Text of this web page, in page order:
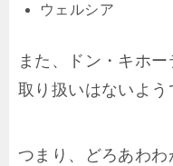
ウェルシア
また、ドン・キホ
取り扱いはないよう
つまり、どろあわ